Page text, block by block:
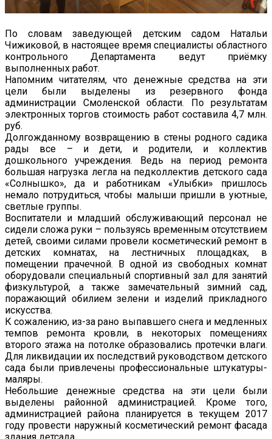
По словам заведующей детским садом Натальи
Чижиковой, в настоящее время специалисты областного
контрольного Департамента ведут приёмку
выполненных работ.
Напомним читателям, что денежные средства на эти
цели были выделены из резервного фонда
администрации Смоленской области. По результатам
электронных торгов стоимость работ составила 4,7 млн.
руб.
Долгожданному возвращению в стены родного садика
рады все – и дети, и родители, и коллектив
дошкольного учреждения. Ведь на период ремонта
большая нагрузка легла на педколлектив детского сада
«Солнышко», да и работникам «Улыбки» пришлось
немало потрудиться, чтобы малыши пришли в уютные,
светлые группы.
Воспитатели и младший обслуживающий персонал не
сидели сложа руки – пользуясь временным отсутствием
детей, своими силами провели косметический ремонт в
детских комнатах, на лестничных площадках, в
помещении прачечной. В одной из свободных комнат
оборудовали специальный спортивный зал для занятий
физкультурой, а также замечательный зимний сад,
поражающий обилием зелени и изделий прикладного
искусства.
К сожалению, из-за рано выпавшего снега и медленных
темпов ремонта кровли, в некоторых помещениях
второго этажа на потолке образовались протечки влаги.
Для ликвидации их последствий руководством детского
сада были привлечены профессиональные штукатуры-
маляры.
Небольшие денежные средства на эти цели были
выделены районной администрацией. Кроме того,
администрацией района планируется в текущем 2017
году провести наружный косметический ремонт фасада